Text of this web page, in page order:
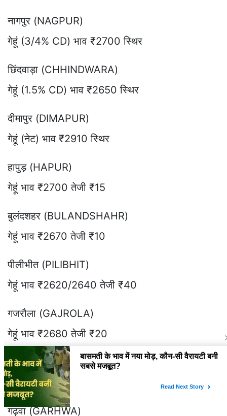
नागपुर (NAGPUR)
गेहूं (3/4% CD) भाव ₹2700 स्थिर
छिंदवाड़ा (CHHINDWARA)
गेहूं (1.5% CD) भाव ₹2650 स्थिर
दीमापुर (DIMAPUR)
गेहूं (नेट) भाव ₹2910 स्थिर
हापुड़ (HAPUR)
गेहूं भाव ₹2700 तेजी ₹15
बुलंदशहर (BULANDSHAHR)
गेहूं भाव ₹2670 तेजी ₹10
पीलीभीत (PILIBHIT)
गेहूं भाव ₹2620/2640 तेजी ₹40
गजरौला (GAJROLA)
गेहूं भाव ₹2680 तेजी ₹20
रांची (RANCHI)
गेहूं भाव ₹2700
गढ़वा (GARHWA)